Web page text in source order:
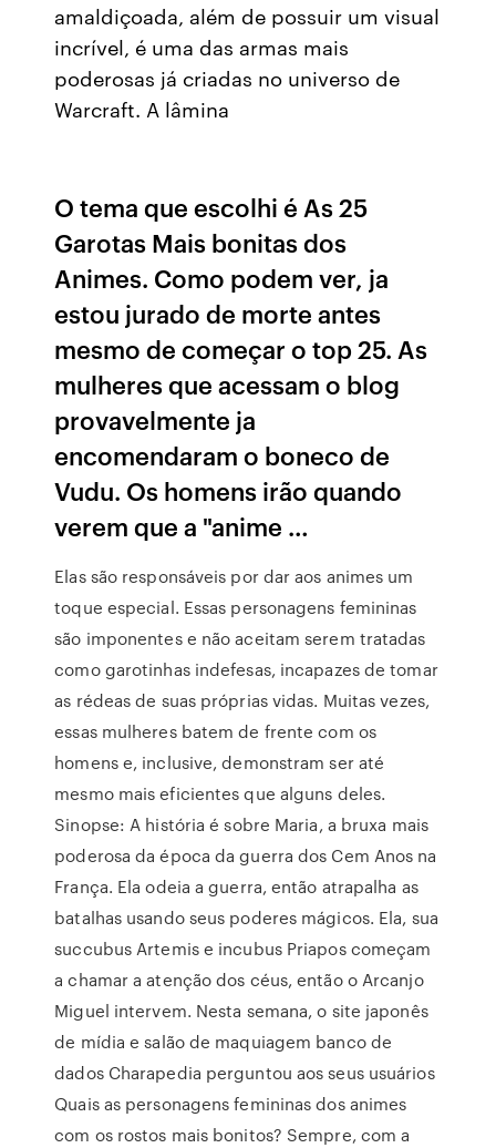
amaldiçoada, além de possuir um visual
incrível, é uma das armas mais
poderosas já criadas no universo de
Warcraft. A lâmina
O tema que escolhi é As 25
Garotas Mais bonitas dos
Animes. Como podem ver, ja
estou jurado de morte antes
mesmo de começar o top 25. As
mulheres que acessam o blog
provavelmente ja
encomendaram o boneco de
Vudu. Os homens irão quando
verem que a "anime …
Elas são responsáveis por dar aos animes um
toque especial. Essas personagens femininas
são imponentes e não aceitam serem tratadas
como garotinhas indefesas, incapazes de tomar
as rédeas de suas próprias vidas. Muitas vezes,
essas mulheres batem de frente com os
homens e, inclusive, demonstram ser até
mesmo mais eficientes que alguns deles.
Sinopse: A história é sobre Maria, a bruxa mais
poderosa da época da guerra dos Cem Anos na
França. Ela odeia a guerra, então atrapalha as
batalhas usando seus poderes mágicos. Ela, sua
succubus Artemis e incubus Priapos começam
a chamar a atenção dos céus, então o Arcanjo
Miguel intervem. Nesta semana, o site japonês
de mídia e salão de maquiagem banco de
dados Charapedia perguntou aos seus usuários
Quais as personagens femininas dos animes
com os rostos mais bonitos? Sempre, com a